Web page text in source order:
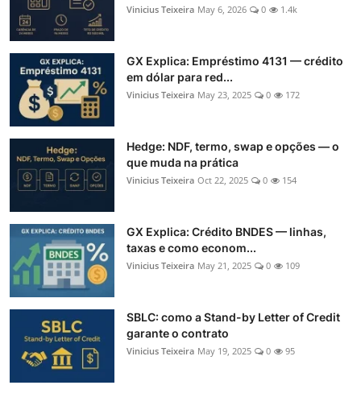
Vinicius Teixeira May 6, 2026 0 1.4k
GX Explica: Empréstimo 4131 — crédito
em dólar para red...
Vinicius Teixeira May 23, 2025 0 172
Hedge: NDF, termo, swap e opções — o
que muda na prática
Vinicius Teixeira Oct 22, 2025 0 154
GX Explica: Crédito BNDES — linhas,
taxas e como econom...
Vinicius Teixeira May 21, 2025 0 109
SBLC: como a Stand-by Letter of Credit
garante o contrato
Vinicius Teixeira May 19, 2025 0 95